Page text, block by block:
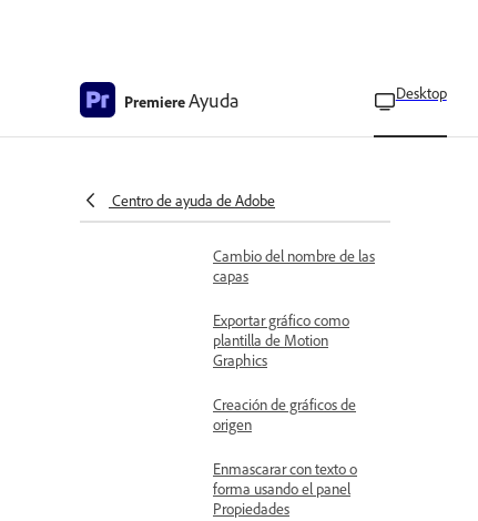
PremiereAyuda Desktop
Centro de ayuda de Adobe
Animación de capas
Animar capas utilizando el
panel Properties
Cambio del nombre de las
capas
Exportar gráfico como
plantilla de Motion
Graphics
Creación de gráficos de
origen
Enmascarar con texto o
forma usando el panel
Propiedades